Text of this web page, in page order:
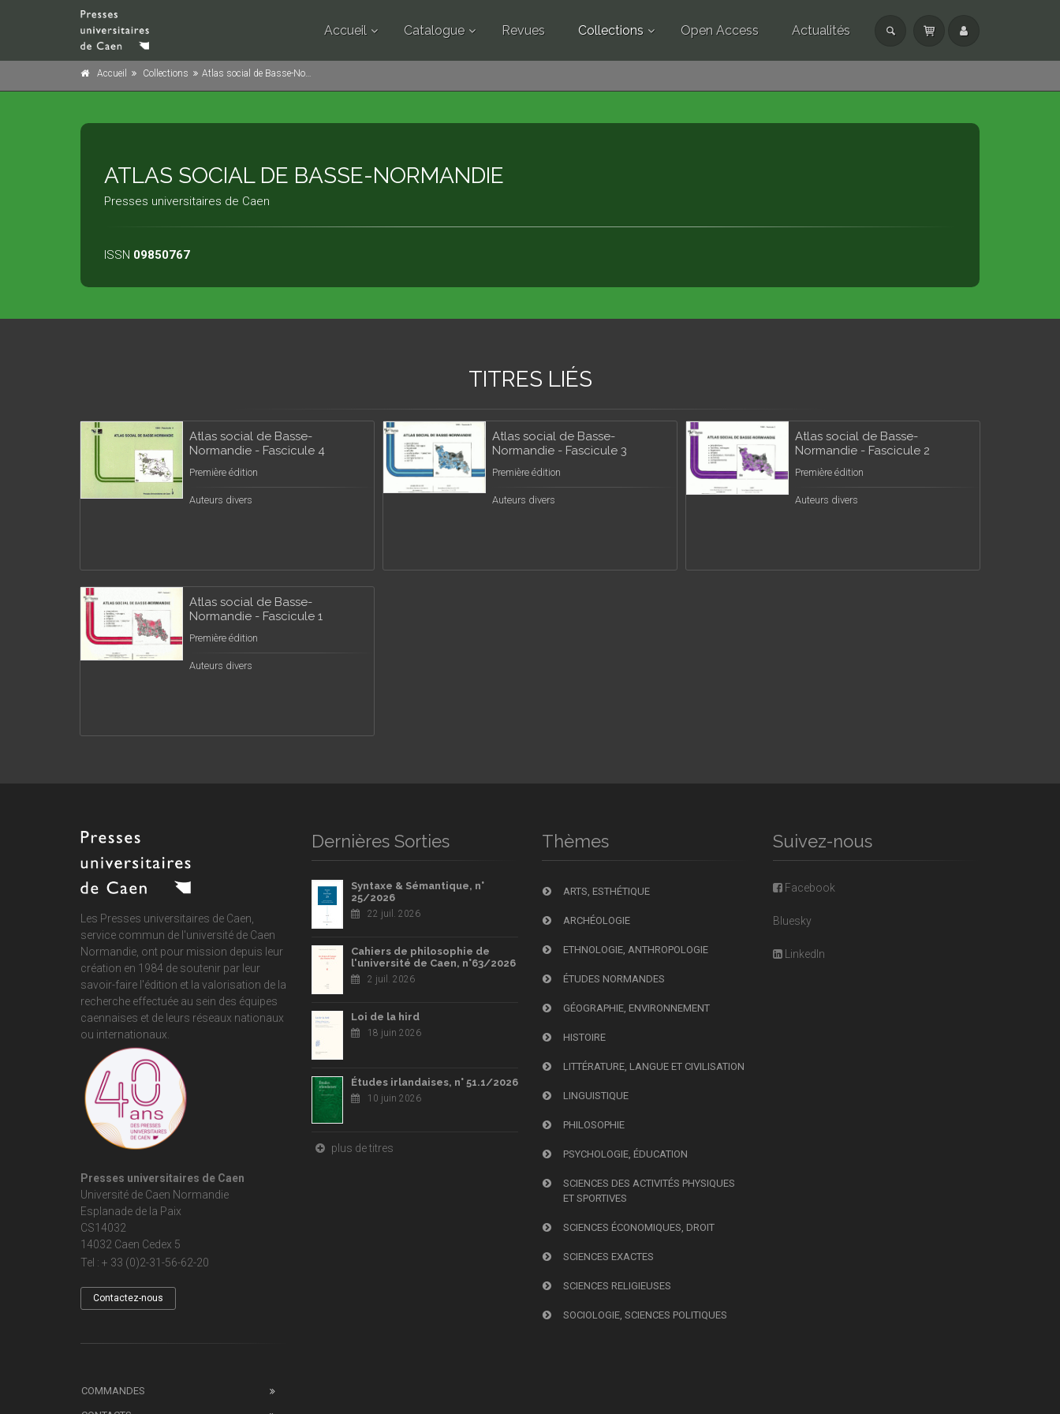
Accueil Catalogue Revues Collections Open Access Actualités
Accueil Collections Atlas social de Basse-Normandie
ATLAS SOCIAL DE BASSE-NORMANDIE
Presses universitaires de Caen
ISSN 09850767
TITRES LIÉS
Atlas social de Basse-
Normandie - Fascicule 4
Première édition
Auteurs divers
Atlas social de Basse-
Normandie - Fascicule 3
Première édition
Auteurs divers
Atlas social de Basse-
Normandie - Fascicule 2
Première édition
Auteurs divers
Atlas social de Basse-
Normandie - Fascicule 1
Première édition
Auteurs divers
Les Presses universitaires de Caen,
service commun de l'université de Caen
Normandie, ont pour mission depuis leur
création en 1984 de soutenir par leur
savoir-faire l'édition et la valorisation de la
recherche effectuée au sein des équipes
caennaises et de leurs réseaux nationaux
ou internationaux.
Presses universitaires de Caen
Université de Caen Normandie
Esplanade de la Paix
CS14032
14032 Caen Cedex 5
Tel : + 33 (0)2-31-56-62-20
Contactez-nous
COMMANDES
Dernières Sorties
Syntaxe & Sémantique, n°
25/2026
22 juil. 2026
Cahiers de philosophie de
l'université de Caen, n°63/2026
2 juil. 2026
Loi de la hird
18 juin 2026
Études irlandaises, n° 51.1/2026
10 juin 2026
plus de titres
Thèmes
ARTS, ESTHÉTIQUE
ARCHÉOLOGIE
ETHNOLOGIE, ANTHROPOLOGIE
ÉTUDES NORMANDES
GÉOGRAPHIE, ENVIRONNEMENT
HISTOIRE
LITTÉRATURE, LANGUE ET CIVILISATION
LINGUISTIQUE
PHILOSOPHIE
PSYCHOLOGIE, ÉDUCATION
SCIENCES DES ACTIVITÉS PHYSIQUES
ET SPORTIVES
SCIENCES ÉCONOMIQUES, DROIT
SCIENCES EXACTES
SCIENCES RELIGIEUSES
SOCIOLOGIE, SCIENCES POLITIQUES
Suivez-nous
Facebook
Bluesky
LinkedIn